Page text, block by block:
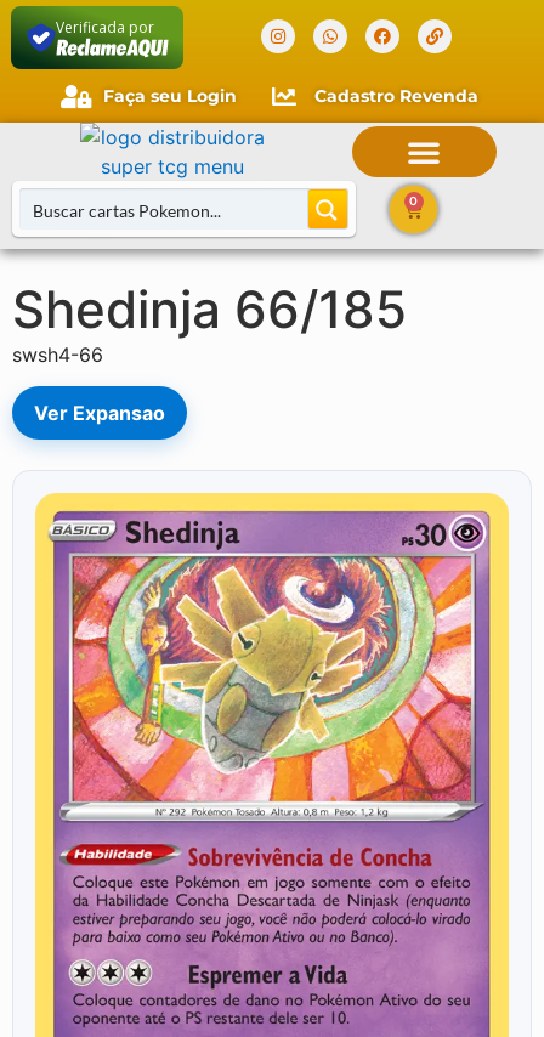
Verificada por
Faça seu Login Cadastro Revenda
0
Shedinja 66/185
swsh4-66
Ver Expansao